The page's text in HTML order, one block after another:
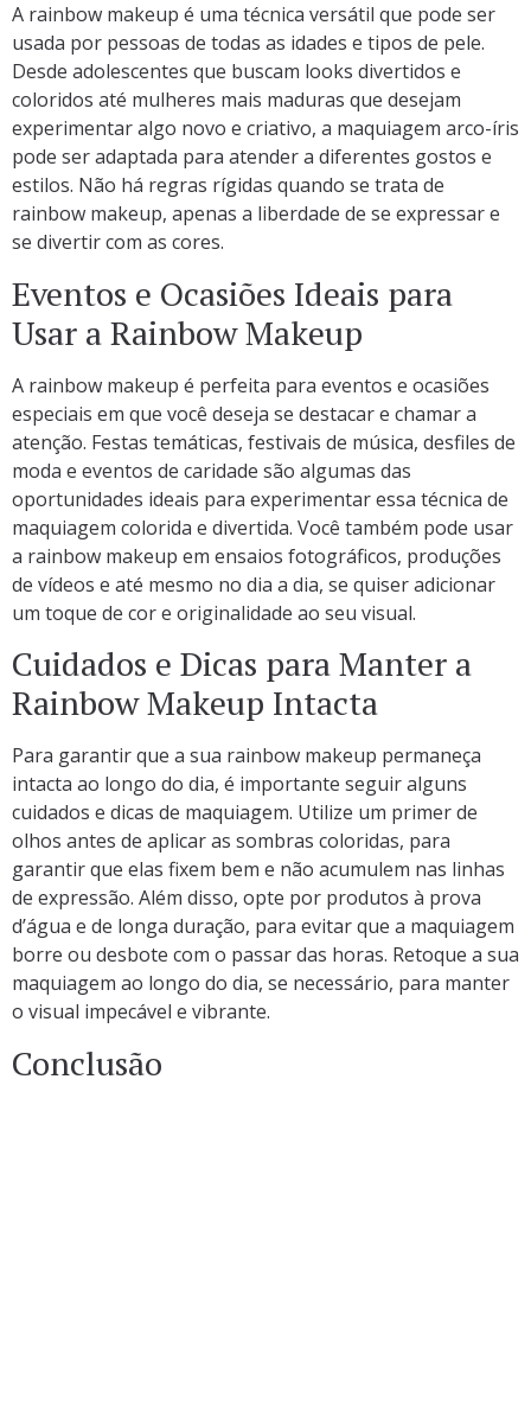
A rainbow makeup é uma técnica versátil que pode ser
usada por pessoas de todas as idades e tipos de pele.
Desde adolescentes que buscam looks divertidos e
coloridos até mulheres mais maduras que desejam
experimentar algo novo e criativo, a maquiagem arco-íris
pode ser adaptada para atender a diferentes gostos e
estilos. Não há regras rígidas quando se trata de
rainbow makeup, apenas a liberdade de se expressar e
se divertir com as cores.
Eventos e Ocasiões Ideais para
Usar a Rainbow Makeup
A rainbow makeup é perfeita para eventos e ocasiões
especiais em que você deseja se destacar e chamar a
atenção. Festas temáticas, festivais de música, desfiles de
moda e eventos de caridade são algumas das
oportunidades ideais para experimentar essa técnica de
maquiagem colorida e divertida. Você também pode usar
a rainbow makeup em ensaios fotográficos, produções
de vídeos e até mesmo no dia a dia, se quiser adicionar
um toque de cor e originalidade ao seu visual.
Cuidados e Dicas para Manter a
Rainbow Makeup Intacta
Para garantir que a sua rainbow makeup permaneça
intacta ao longo do dia, é importante seguir alguns
cuidados e dicas de maquiagem. Utilize um primer de
olhos antes de aplicar as sombras coloridas, para
garantir que elas fixem bem e não acumulem nas linhas
de expressão. Além disso, opte por produtos à prova
d’água e de longa duração, para evitar que a maquiagem
borre ou desbote com o passar das horas. Retoque a sua
maquiagem ao longo do dia, se necessário, para manter
o visual impecável e vibrante.
Conclusão